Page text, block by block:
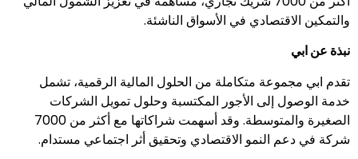
والتمكين الاقتصادي في الأسواق الناشئة.
نبذة عن ابي
تقدم ابي مجموعة متكاملة من الحلول المالية الرقمية، تشمل
خدمة الوصول إلى الأجور المكتسبة وحلول تمويل الشركات
الصغيرة والمتوسطة. وقد أسهمت شراكاتها مع أكثر من 7000
شركة في دعم النمو الاقتصادي وتحقيق أثر اجتماعي مستدام.